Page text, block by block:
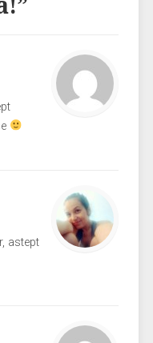
”
astept